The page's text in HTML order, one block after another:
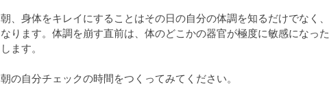
朝、身体をキレイにすることはその日の自分の体調を知るだけでなく
なります。体調を崩す直前は、体のどこかの器官が極度に敏感になっ
します。
朝の自分チェックの時間をつくってみてください。